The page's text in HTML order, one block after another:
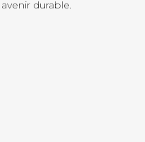
durable.